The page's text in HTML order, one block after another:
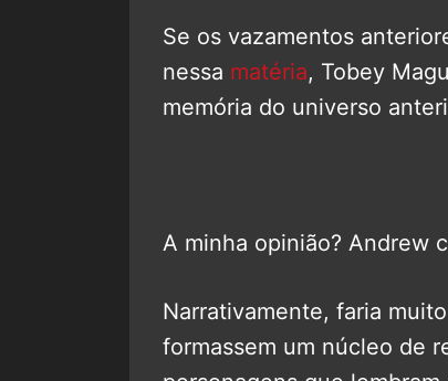
Se os vazamentos
nessa matéria, Tobey
memória do universo
A minha opinião? Andrew
Narrativamente, faria
formassem um núcleo de